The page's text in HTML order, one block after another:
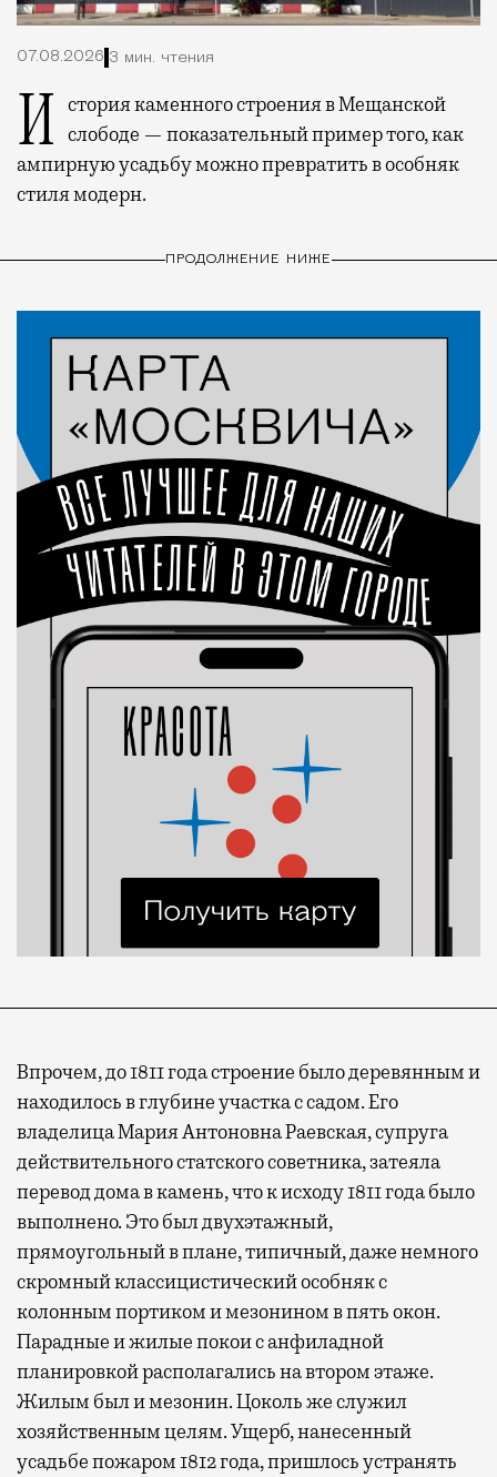
07.08.2026 3 мин. чтения
История каменного строения в Мещанской слободе — показательный пример того, как
ампирную усадьбу можно превратить в особняк
стиля модерн.
ПРОДОЛЖЕНИЕ НИЖЕ
Впрочем, до 1811 года строение было деревянным и
находилось в глубине участка с садом. Его
владелица Мария Антоновна Раевская, супруга
действительного статского советника, затеяла
перевод дома в камень, что к исходу 1811 года было
выполнено. Это был двухэтажный,
прямоугольный в плане, типичный, даже немного
скромный классицистический особняк с
колонным портиком и мезонином в пять окон.
Парадные и жилые покои с анфиладной
планировкой располагались на втором этаже.
Жилым был и мезонин. Цоколь же служил
хозяйственным целям. Ущерб, нанесенный
усадьбе пожаром 1812 года, пришлось устранять